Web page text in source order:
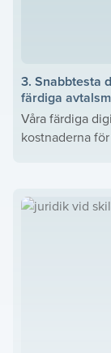
3. Snabbtesta
färdiga
Våra färdiga
kostnaderna